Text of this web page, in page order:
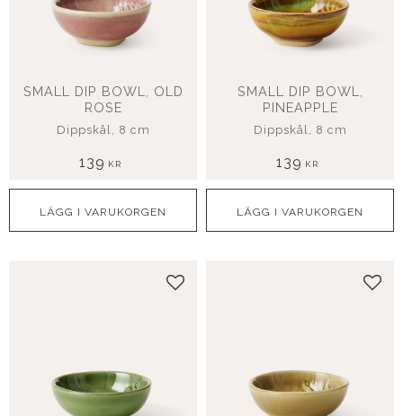
SMALL DIP BOWL, OLD
ROSE
Dippskål, 8 cm
139 KR
SMALL DIP BOWL,
PINEAPPLE
Dippskål, 8 cm
139 KR
Lägg till i favoriter